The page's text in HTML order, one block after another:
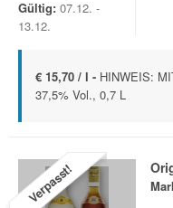
Gültig: 07.12. -
13.12.
€ 15,70 / l - HINWEIS:
37,5% Vol., 0,7 L
Verpasst!